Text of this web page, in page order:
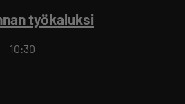
työkaluksi
10:30